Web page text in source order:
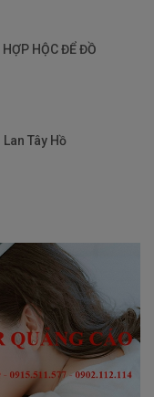
HỘC ĐỂ ĐỒ
Tây Hồ